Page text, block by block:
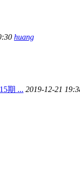
huang
期 ... 2019-12-21